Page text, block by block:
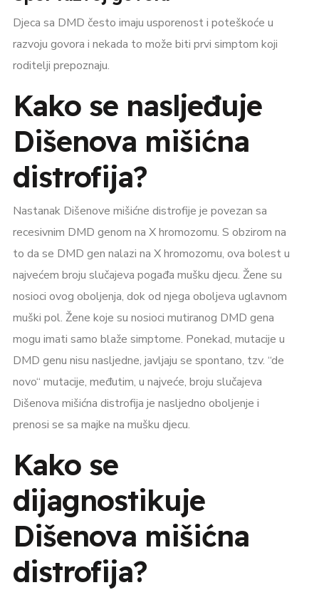
Djeca sa DMD često imaju usporenost i poteškoće u
razvoju govora i nekada to može biti prvi simptom koji
roditelji prepoznaju.
Kako se nasljeđuje
Dišenova mišićna
distrofija?
Nastanak Dišenove mišićne distrofije je povezan sa
recesivnim DMD genom na X hromozomu. S obzirom na
to da se DMD gen nalazi na X hromozomu, ova bolest u
najvećem broju slučajeva pogađa mušku djecu. Žene su
nosioci ovog oboljenja, dok od njega oboljeva uglavnom
muški pol. Žene koje su nosioci mutiranog DMD gena
mogu imati samo blaže simptome. Ponekad, mutacije u
DMD genu nisu nasljedne, javljaju se spontano, tzv. “de
novo“ mutacije, međutim, u najveće, broju slučajeva
Dišenova mišićna distrofija je nasljedno oboljenje i
prenosi se sa majke na mušku djecu.
Kako se
dijagnostikuje
Dišenova mišićna
distrofija?